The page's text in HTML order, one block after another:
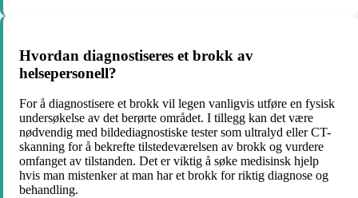
Hvordan diagnostiseres et brokk av
helsepersonell?
For å diagnostisere et brokk vil legen vanligvis utføre en fysisk
undersøkelse av det berørte området. I tillegg kan det være
nødvendig med bildediagnostiske tester som ultralyd eller CT-
skanning for å bekrefte tilstedeværelsen av brokk og vurdere
omfanget av tilstanden. Det er viktig å søke medisinsk hjelp
hvis man mistenker at man har et brokk for riktig diagnose og
behandling.